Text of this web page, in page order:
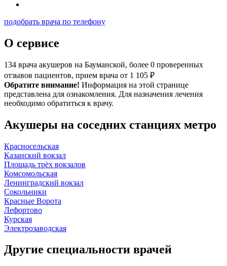
подобрать врача по телефону
О сервисе
134 врача акушеров на Бауманской, более 0 проверенных
отзывов пациентов, прием врача от 1 105 ₽
Обратите внимание! Информация на этой странице
представлена для ознакомления. Для назначения лечения
необходимо обратиться к врачу.
Акушеры на соседних станциях метро
Красносельская
Казанский вокзал
Площадь трёх вокзалов
Комсомольская
Ленинградский вокзал
Сокольники
Красные Ворота
Лефортово
Курская
Электрозаводская
Другие специальности врачей